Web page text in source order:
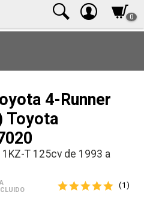
0
4-Runner
Toyota
T 125cv de 1993 a
(1)